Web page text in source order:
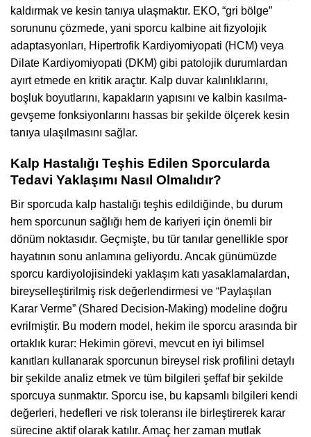
kaldırmak ve kesin tanıya ulaşmaktır. EKO, “gri bölge”
sorununu çözmede, yani sporcu kalbine ait fizyolojik
adaptasyonları, Hipertrofik Kardiyomiyopati (HCM) veya
Dilate Kardiyomiyopati (DKM) gibi patolojik durumlardan
ayırt etmede en kritik araçtır. Kalp duvar kalınlıklarını,
boşluk boyutlarını, kapakların yapısını ve kalbin kasılma-
gevşeme fonksiyonlarını hassas bir şekilde ölçerek kesin
tanıya ulaşılmasını sağlar.
Kalp Hastalığı Teşhis Edilen Sporcularda
Tedavi Yaklaşımı Nasıl Olmalıdır?
Bir sporcuda kalp hastalığı teşhis edildiğinde, bu durum
hem sporcunun sağlığı hem de kariyeri için önemli bir
dönüm noktasıdır. Geçmişte, bu tür tanılar genellikle spor
hayatının sonu anlamına geliyordu. Ancak günümüzde
sporcu kardiyolojisindeki yaklaşım katı yasaklamalardan,
bireyselleştirilmiş risk değerlendirmesi ve “Paylaşılan
Karar Verme” (Shared Decision-Making) modeline doğru
evrilmiştir. Bu modern model, hekim ile sporcu arasında bir
ortaklık kurar: Hekimin görevi, mevcut en iyi bilimsel
kanıtları kullanarak sporcunun bireysel risk profilini detaylı
bir şekilde analiz etmek ve tüm bilgileri şeffaf bir şekilde
sporcuya sunmaktır. Sporcu ise, bu kapsamlı bilgileri kendi
değerleri, hedefleri ve risk toleransı ile birleştirerek karar
sürecine aktif olarak katılır. Amaç her zaman mutlak